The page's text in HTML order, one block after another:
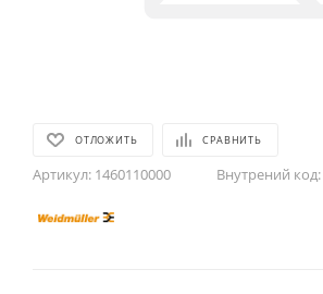
ОТЛОЖИТЬ СРАВНИТЬ
Артикул: 1460110000 Внутрений код: